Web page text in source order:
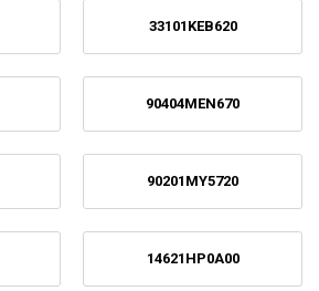
33101KEB620
90404MEN670
90201MY5720
14621HP0A00